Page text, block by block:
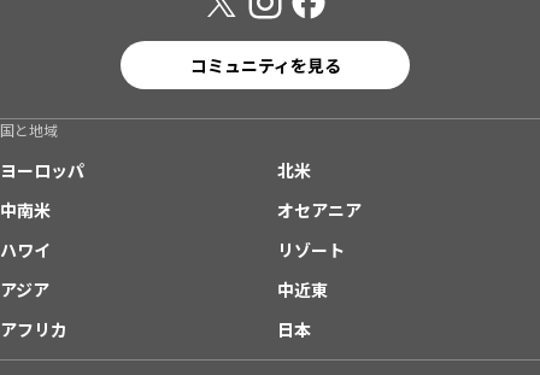
コミュニティを見る
国と地域
ヨーロッパ
北米
中南米
オセアニア
ハワイ
リゾート
アジア
中近東
アフリカ
日本